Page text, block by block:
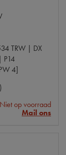
TRW | DX
P14
4]
Niet op voorraad
Mail ons